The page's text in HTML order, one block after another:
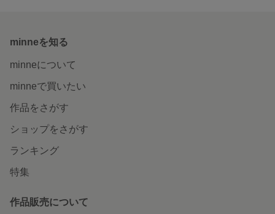
minneを知る
minneについて
minneで買いたい
作品をさがす
ショップをさがす
ランキング
特集
作品販売について